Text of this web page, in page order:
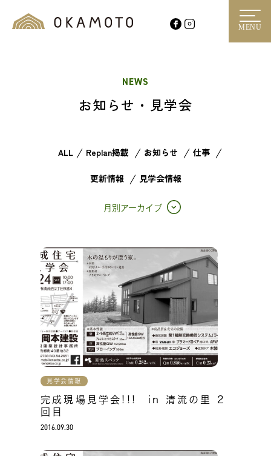
MENU
NEWS
お知らせ・見学会
ALL Replan掲載 お知らせ 仕事
更新情報 見学会情報
月別アーカイブ
見学会情報
完成現場見学会!!! in 清流の里 2
回目
2016.09.30